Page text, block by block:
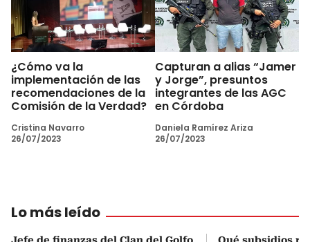
¿Cómo va la
implementación de las
recomendaciones de la
Comisión de la Verdad?
Cristina Navarro
26/07/2023
Capturan a alias “Jamer
y Jorge”, presuntos
integrantes de las AGC
en Córdoba
Daniela Ramírez Ariza
26/07/2023
Lo más leído